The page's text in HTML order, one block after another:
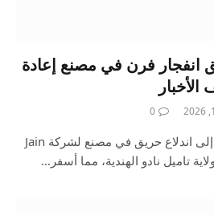
فرن في مصنع إعادة
0
آخر الأخبارأدى انفجار فرن إلى اندلاع حريق في مصنع لشركة Jain